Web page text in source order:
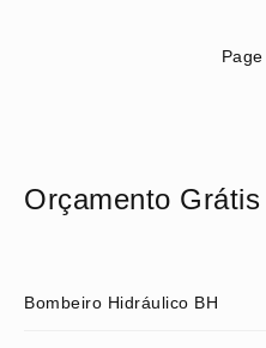
Orçamento
Bombeiro Hidráulico BH